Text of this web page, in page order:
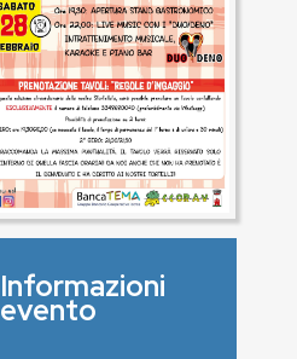
Informazioni
evento